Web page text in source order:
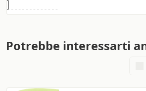
Potrebbe interessarti